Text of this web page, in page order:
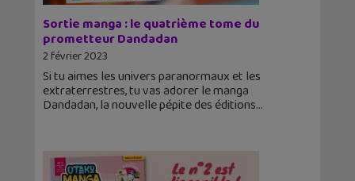
Sortie manga : le quatrième tome du
prometteur Dandadan
2 février 2023
Si tu aimes les univers paranormaux et les
extraterrestres, tu vas adorer le manga
Dandadan, la nouvelle pépite des éditions